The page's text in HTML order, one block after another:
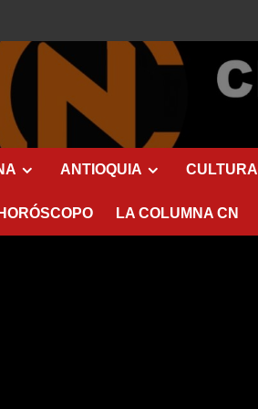
ANTIOQUIA CULTURA
HORÓSCOPO LA COLUMNA CN